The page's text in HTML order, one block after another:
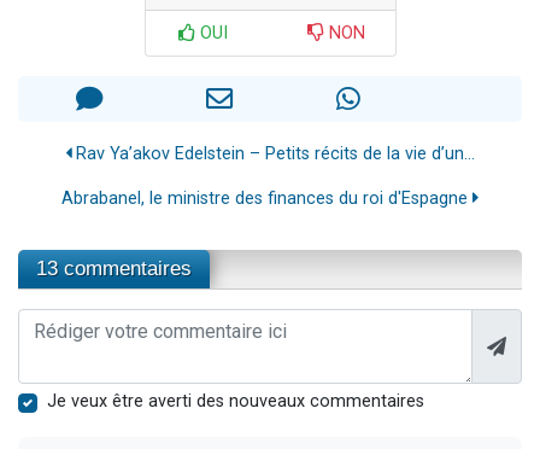
OUI NON
Rav Ya’akov Edelstein – Petits récits de la vie d’un...
Abrabanel, le ministre des finances du roi d'Espagne
13 commentaires
Je veux être averti des nouveaux commentaires